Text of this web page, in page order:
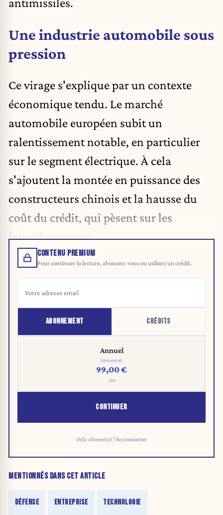
Une industrie automobile sous
pression
Ce virage s'explique par un contexte
économique tendu. Le marché
automobile européen subit un
ralentissement notable, en particulier
sur le segment électrique. À cela
s'ajoutent la montée en puissance des
constructeurs chinois et la hausse du
coût du crédit, qui pèsent sur les
investissements.
CONTENU PREMIUM
Pour continuer la lecture, abonnez-vous ou utilisez un crédit.
ABONNEMENT CRÉDITS
Annuel
120,00 €
99,00 €
/an
CONTINUER
Déjà abonné(e) ?Se connecter
MENTIONNÉS DANS CET ARTICLE
DÉFENSE ENTREPRISE TECHNOLOGIE